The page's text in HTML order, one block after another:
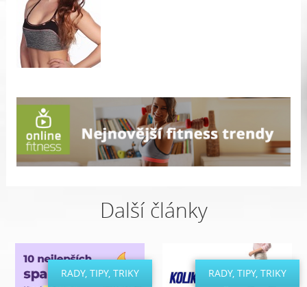
Další články
RADY, TIPY, TRIKY RADY, TIPY, TRIKY